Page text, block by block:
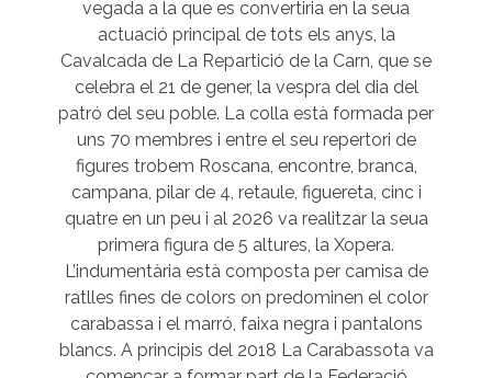
vegada a la que es convertiria en la seua
actuació principal de tots els anys, la
Cavalcada de La Repartició de la Carn, que se
celebra el 21 de gener, la vespra del dia del
patró del seu poble. La colla està formada per
uns 70 membres i entre el seu repertori de
figures trobem Roscana, encontre, branca,
campana, pilar de 4, retaule, figuereta, cinc i
quatre en un peu i al 2026 va realitzar la seua
primera figura de 5 altures, la Xopera.
L’indumentària està composta per camisa de
ratlles fines de colors on predominen el color
carabassa i el marró, faixa negra i pantalons
blancs. A principis del 2018 La Carabassota va